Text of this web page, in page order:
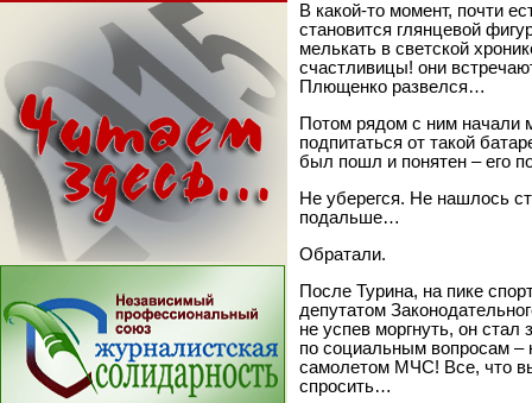
В какой-то момент, почти
становится глянцевой
мелькать в светской
счастливицы! они
Плющенко развелся…
Потом рядом с ним начали
подпитаться от такой
был пошл и понятен – его
Не уберегся. Не нашлось
подальше…
Обратали.
После Турина, на пике
депутатом
не успев моргнуть, он
по социальным вопросам –
самолетом МЧС! Все, что
спросить…